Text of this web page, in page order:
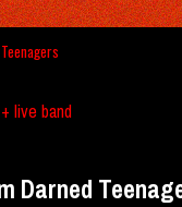
live band
Darned